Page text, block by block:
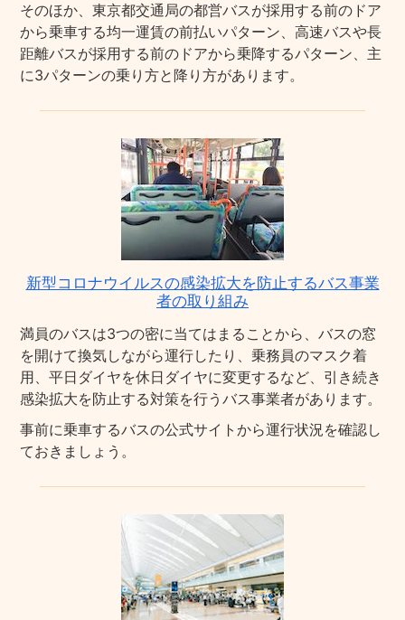
そのほか、東京都交通局の都営バスが採用する前のドア
から乗車する均一運賃の前払いパターン、高速バスや長
距離バスが採用する前のドアから乗降するパターン、主
に3パターンの乗り方と降り方があります。
新型コロナウイルスの感染拡大を防止するバス事業
者の取り組み
満員のバスは3つの密に当てはまることから、バスの窓
を開けて換気しながら運行したり、乗務員のマスク着
用、平日ダイヤを休日ダイヤに変更するなど、引き続き
感染拡大を防止する対策を行うバス事業者があります。
事前に乗車するバスの公式サイトから運行状況を確認し
ておきましょう。